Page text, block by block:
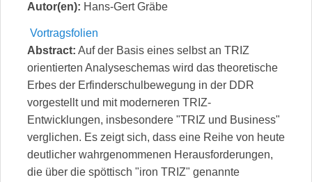
Autor(en): Hans-Gert Gräbe
Vortragsfolien
Abstract: Auf der Basis eines selbst an TRIZ
orientierten Analyseschemas wird das theoretische
Erbes der Erfinderschulbewegung in der DDR
vorgestellt und mit moderneren TRIZ-
Entwicklungen, insbesondere "TRIZ und Business"
verglichen. Es zeigt sich, dass eine Reihe von heute
deutlicher wahrgenommenen Herausforderungen,
die über die spöttisch "iron TRIZ" genannte